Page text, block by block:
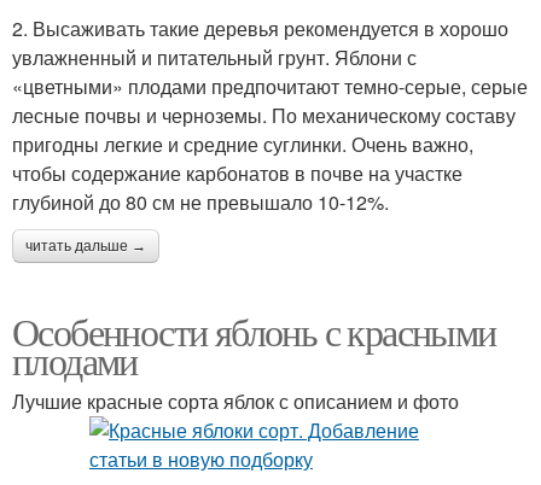
2. Высаживать такие деревья рекомендуется в хорошо
увлажненный и питательный грунт. Яблони с
«цветными» плодами предпочитают темно-серые, серые
лесные почвы и черноземы. По механическому составу
пригодны легкие и средние суглинки. Очень важно,
чтобы содержание карбонатов в почве на участке
глубиной до 80 см не превышало 10-12%.
читать дальше →
Особенности яблонь с красными
плодами
Лучшие красные сорта яблок с описанием и фото